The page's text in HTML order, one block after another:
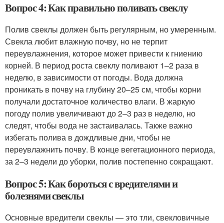
Вопрос 4: Как правильно поливать свеклу
Полив свеклы должен быть регулярным, но умеренным.
Свекла любит влажную почву, но не терпит
переувлажнения, которое может привести к гниению
корней. В период роста свеклу поливают 1–2 раза в
неделю, в зависимости от погоды. Вода должна
проникать в почву на глубину 20–25 см, чтобы корни
получали достаточное количество влаги. В жаркую
погоду полив увеличивают до 2–3 раз в неделю, но
следят, чтобы вода не застаивалась. Также важно
избегать полива в дождливые дни, чтобы не
переувлажнить почву. В конце вегетационного периода,
за 2–3 недели до уборки, полив постепенно сокращают.
Вопрос 5: Как бороться с вредителями и
болезнями свеклы
Основные вредители свеклы — это тли, свекловичные